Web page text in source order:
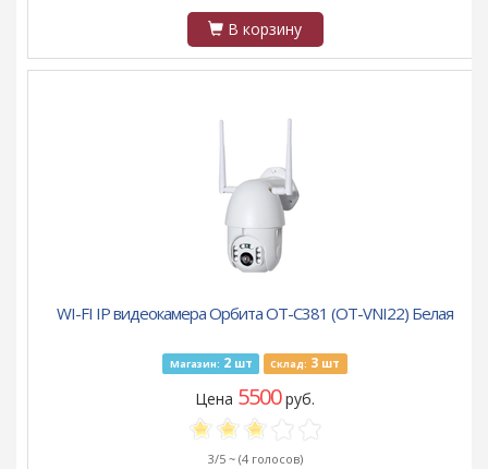
В корзину
WI-FI IP видеокамера Орбита OT-С381 (OT-VNI22) Белая
Магазин: 2шт Склад: 3 шт
Цена 5500руб.
3/5 ~ (4 голосов)